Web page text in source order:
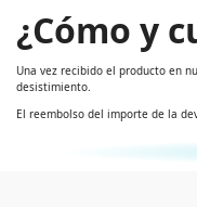
¿Cómo y
Una vez recibido el producto en
desistimiento.
El reembolso del importe de la